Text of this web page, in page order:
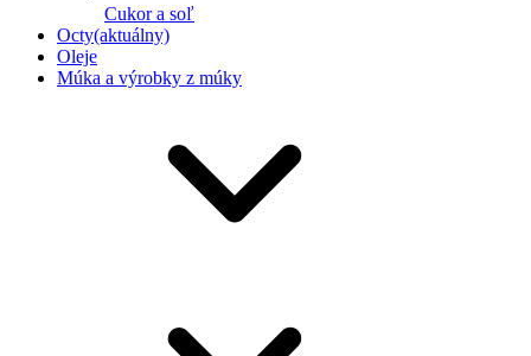
Cukor a soľ
Octy(aktuálny)
Oleje
Múka a výrobky z múky